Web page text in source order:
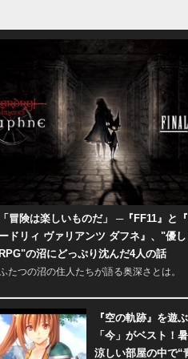
冒険は楽しいものだ」 ─『FF11』と
ドリィ ヴァリアンツ ダフネ』、"優
の沼にどっぷり沈んだ4人の話
たつの沼の住人たちが語る奥深さとは。
『空の軌跡』を遊
「今」がベスト！暑
涼しい部屋の中で“